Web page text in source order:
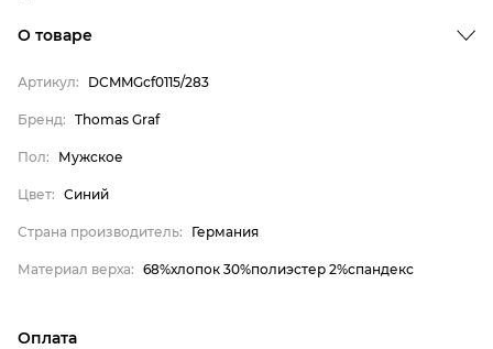
Бренд
Thomas Graf
О товаре
Артикул: DCMMGcf0115/283
Бренд: Thomas Graf
Пол: Мужское
Цвет: Синий
Страна производитель: Германия
Материал верха: 68%хлопок 30%полиэстер 2%спандекс
Оплата